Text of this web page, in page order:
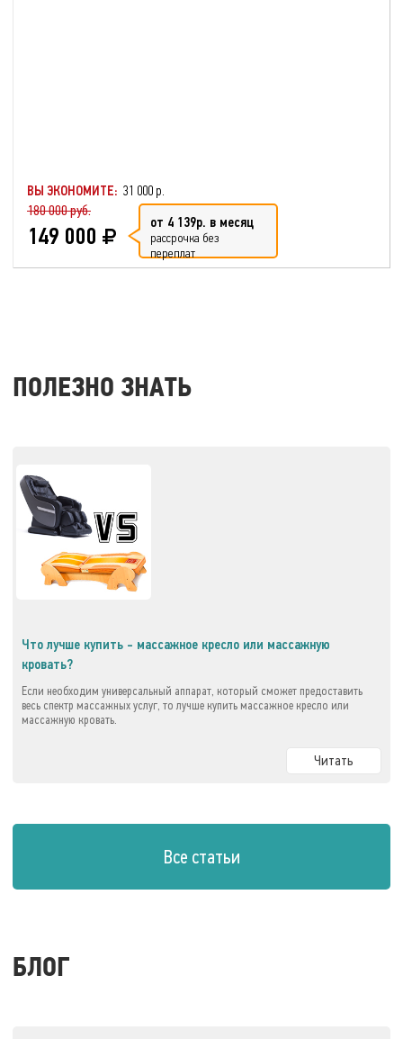
ВЫ ЭКОНОМИТЕ: 31 000 р.
180 000 руб.
149 000 от 4 139р. в месяц
рассрочка без
переплат
ПОЛЕЗНО ЗНАТЬ
Что лучше купить - массажное кресло или массажную
кровать?
Если необходим универсальный аппарат, который сможет предоставить
весь спектр массажных услуг, то лучше купить массажное кресло или
массажную кровать.
Читать
Все статьи
БЛОГ